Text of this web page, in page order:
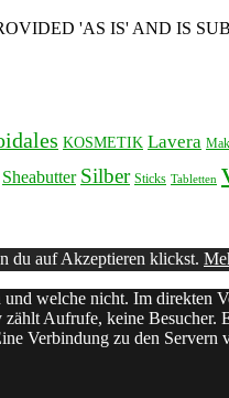
'AS IS' AND IS
KOSMETIK Lavera
Sheabutter Silber Sticks Tabletten
du auf Akzeptieren klickst.
welche nicht. Im direkten
Aufrufe, keine Besucher.
Verbindung zu den Servern